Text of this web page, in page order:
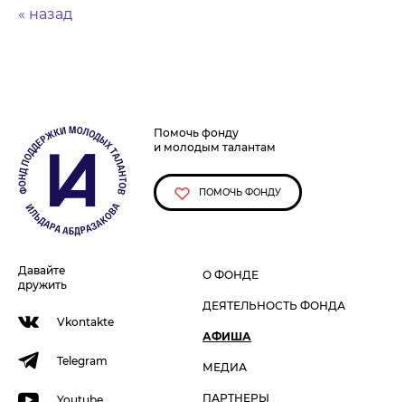
« назад
Помочь фонду
и молодым талантам
ПОМОЧЬ ФОНДУ
О ФОНДЕ
ДЕЯТЕЛЬНОСТЬ ФОНДА
АФИША
МЕДИА
ПАРТНЕРЫ
Давайте
дружить
Vkontakte
Telegram